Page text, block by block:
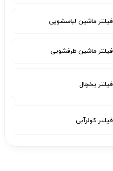
فیلتر ماشین لباسشویی
فیلتر ماشین ظرفشویی
فیلتر یخچال
فیلتر کولرآبی